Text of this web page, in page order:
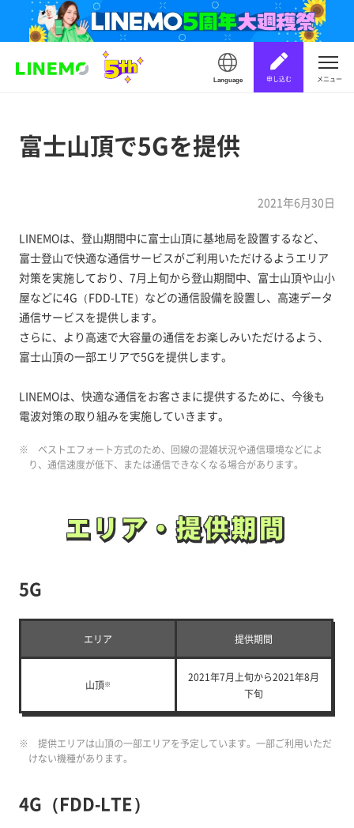
Language 申し込む メニュー
富士山頂で5Gを提供
2021年6月30日
LINEMOは、登山期間中に富士山頂に基地局を設置するなど、
富士登山で快適な通信サービスがご利用いただけるようエリア
対策を実施しており、7月上旬から登山期間中、富士山頂や山小
屋などに4G（FDD-LTE）などの通信設備を設置し、高速データ
通信サービスを提供します。
さらに、より高速で大容量の通信をお楽しみいただけるよう、
富士山頂の一部エリアで5Gを提供します。
LINEMOは、快適な通信をお客さまに提供するために、今後も
電波対策の取り組みを実施していきます。
※ ベストエフォート方式のため、回線の混雑状況や通信環境などによ
り、通信速度が低下、または通信できなくなる場合があります。
エリア・提供期間
エリア・提供期間
5G
エリア 提供期間
山頂※
2021年7月上旬から2021年8月
下旬
※ 提供エリアは山頂の一部エリアを予定しています。一部ご利用いただ
けない機種があります。
4G（FDD-LTE）